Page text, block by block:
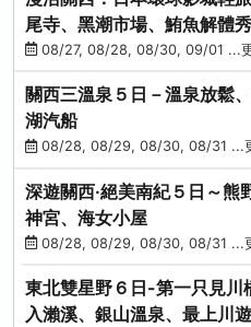
尾寺、黑潮市場、鮪魚解體秀
08/27, 08/28, 08/30, 09/01 ...
關西三溫泉５日－溫泉放鬆
湖汽船
08/28, 08/29, 08/30, 08/31 ...
深遊關西·絕美南紀５日～熊
神宮、海女小屋
08/28, 08/29, 08/30, 08/31 ...
東北雙星野６日-第一只見川
入瀨溪、銀山溫泉、最上川